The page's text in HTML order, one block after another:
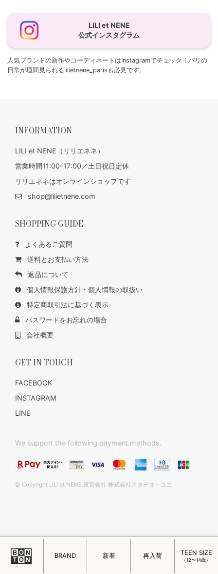
LILI et NENE
公式インスタグラム
人気ブランドの新作やコーディネートはInstagramでチェック！パリの
日常が垣間見られるlilietnene_paris も必見です。
BRAND 新着 再入荷 TEEN SIZE
（12〜14歳）
INFORMATION
LILI et NENE（リリエネネ）
営業時間11:00-17:00／土日祝日定休
リリエネネはオンラインショップです
shop@lilietnene.com
SHOPPING GUIDE
よくあるご質問
送料とお支払い方法
返品について
個人情報保護方針・個人情報の取扱い
特定商取引法に基づく表示
パスワードをお忘れの場合
会社概要
GET IN TOUCH
FACEBOOK
INSTAGRAM
LINE
We support the following payment methods.
© Copyright LILI et NENE.運営会社 株式会社スタヂオ・ユニ
このページをPC用に切り替え